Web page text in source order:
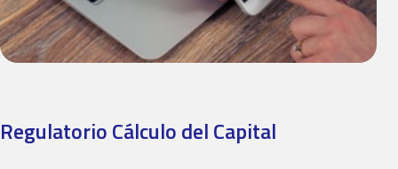
Regulatorio Cálculo del Capital